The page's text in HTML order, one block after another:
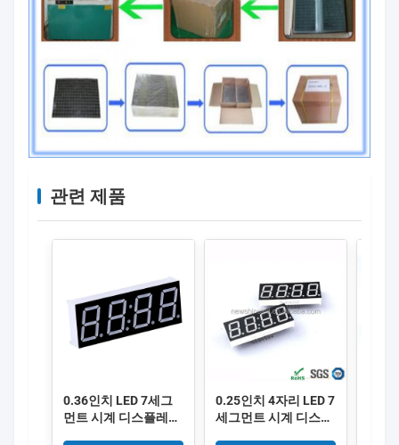
관련 제품
0.36인치 LED 7세그
먼트 시계 디스플레이
0.25인치 4자리 LED 7
세그먼트 시계 디스플